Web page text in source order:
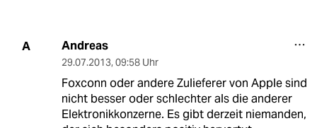
A Andreas
29.07.2013, 09:58 Uhr
Foxconn oder andere Zulieferer von Apple sind
nicht besser oder schlechter als die anderer
Elektronikkonzerne. Es gibt derzeit niemanden,